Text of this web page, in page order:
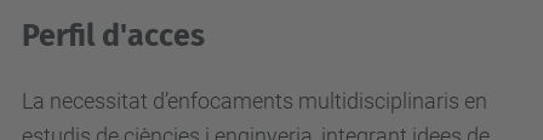
Perfil d'acces
La necessitat d’enfocaments multidisciplinaris en